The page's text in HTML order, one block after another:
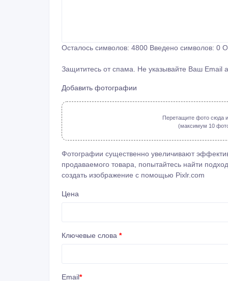
Осталось символов: 4800 Введено символов: 0
Защититесь от спама. Не указывайте Ваш Email
Добавить фотографии
Перетащите фото сюда
(максимум 10
Фотографии существенно увеличивают
продаваемого товара, попытайтесь найти
создать изображение с помощью Pixlr.com
Цена
Ключевые слова *
Email*